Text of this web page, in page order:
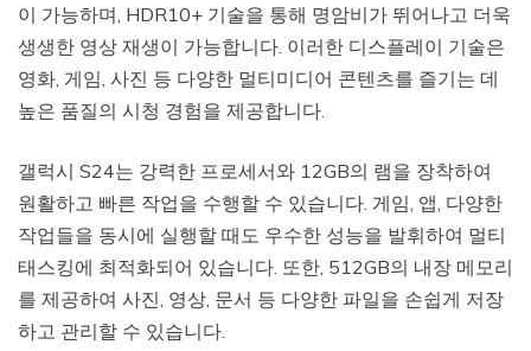
이 가능하며, HDR10+ 기술을 통해 명암비가 뛰어나고 더욱
생생한 영상 재생이 가능합니다. 이러한 디스플레이 기술은
영화, 게임, 사진 등 다양한 멀티미디어 콘텐츠를 즐기는 데
높은 품질의 시청 경험을 제공합니다.
갤럭시 S24는 강력한 프로세서와 12GB의 램을 장착하여
원활하고 빠른 작업을 수행할 수 있습니다. 게임, 앱, 다양한
작업들을 동시에 실행할 때도 우수한 성능을 발휘하여 멀티
태스킹에 최적화되어 있습니다. 또한, 512GB의 내장 메모리
를 제공하여 사진, 영상, 문서 등 다양한 파일을 손쉽게 저장
하고 관리할 수 있습니다.